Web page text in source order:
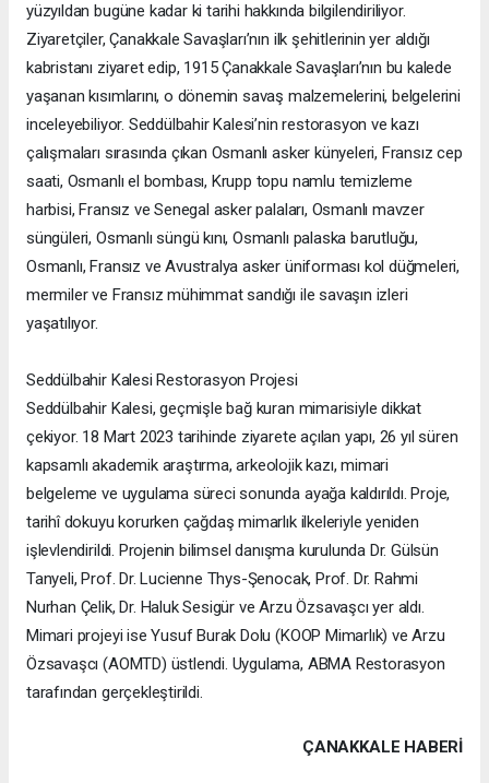
yüzyıldan bugüne kadar ki tarihi hakkında bilgilendiriliyor.
Ziyaretçiler, Çanakkale Savaşları’nın ilk şehitlerinin yer aldığı
kabristanı ziyaret edip, 1915 Çanakkale Savaşları’nın bu kalede
yaşanan kısımlarını, o dönemin savaş malzemelerini, belgelerini
inceleyebiliyor. Seddülbahir Kalesi’nin restorasyon ve kazı
çalışmaları sırasında çıkan Osmanlı asker künyeleri, Fransız cep
saati, Osmanlı el bombası, Krupp topu namlu temizleme
harbisi, Fransız ve Senegal asker palaları, Osmanlı mavzer
süngüleri, Osmanlı süngü kını, Osmanlı palaska barutluğu,
Osmanlı, Fransız ve Avustralya asker üniforması kol düğmeleri,
mermiler ve Fransız mühimmat sandığı ile savaşın izleri
yaşatılıyor.
Seddülbahir Kalesi Restorasyon Projesi
Seddülbahir Kalesi, geçmişle bağ kuran mimarisiyle dikkat
çekiyor. 18 Mart 2023 tarihinde ziyarete açılan yapı, 26 yıl süren
kapsamlı akademik araştırma, arkeolojik kazı, mimari
belgeleme ve uygulama süreci sonunda ayağa kaldırıldı. Proje,
tarihî dokuyu korurken çağdaş mimarlık ilkeleriyle yeniden
işlevlendirildi. Projenin bilimsel danışma kurulunda Dr. Gülsün
Tanyeli, Prof. Dr. Lucienne Thys-Şenocak, Prof. Dr. Rahmi
Nurhan Çelik, Dr. Haluk Sesigür ve Arzu Özsavaşcı yer aldı.
Mimari projeyi ise Yusuf Burak Dolu (KOOP Mimarlık) ve Arzu
Özsavaşcı (AOMTD) üstlendi. Uygulama, ABMA Restorasyon
tarafından gerçekleştirildi.
ÇANAKKALE HABERİ